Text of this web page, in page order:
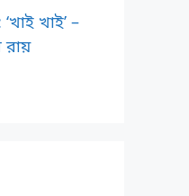
খাই’ –